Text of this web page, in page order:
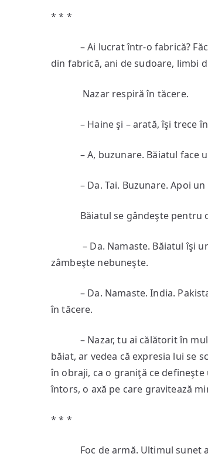
* * *
– Ai lucrat într-o fabrică?
din fabrică, ani de sudoare, limbi
Nazar respiră în tăcere.
– Haine şi – arată, îşi trece
– A, buzunare. Băiatul face un
– Da. Tai. Buzunare. Apoi un
Băiatul se gândeşte pentru o
– Da. Namaste. Băiatul îşi
zâmbeşte nebuneşte.
– Da. Namaste. India.
în tăcere.
– Nazar, tu ai călătorit în multe
băiat, ar vedea că expresia lui se
în obraji, ca o graniţă ce
întors, o axă pe care gravitează
* * *
Foc de armă. Ultimul sunet